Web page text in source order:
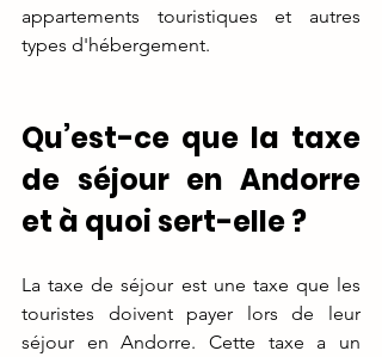
appartements touristiques et autres
types d'hébergement.
Qu’est-ce que la taxe
de séjour en Andorre
et à quoi sert-elle ?
La taxe de séjour est une taxe que les
touristes doivent payer lors de leur
séjour en Andorre. Cette taxe a un